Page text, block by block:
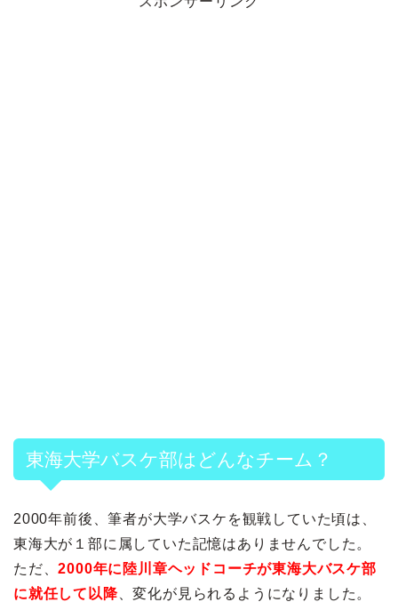
東海大学バスケ部はどんなチーム？
2000年前後、筆者が大学バスケを観戦していた頃は、
東海大が１部に属していた記憶はありませんでした。
ただ、2000年に陸川章ヘッドコーチが東海大バスケ部
に就任して以降 、変化が見られるようになりました。